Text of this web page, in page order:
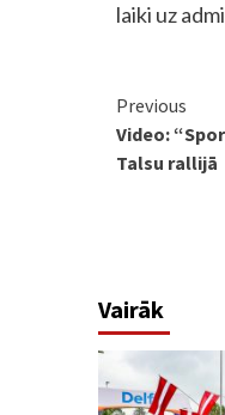
laiki uz
Previous
Video:
Talsu rallijā
Vairāk